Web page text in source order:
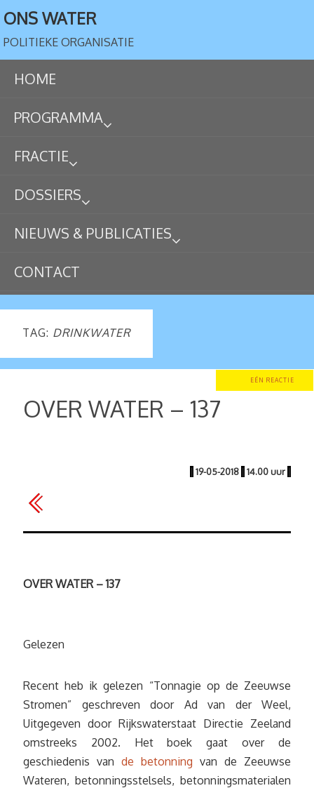
ONS WATER
POLITIEKE ORGANISATIE
HOME
PROGRAMMA
FRACTIE
DOSSIERS
NIEUWS & PUBLICATIES
CONTACT
TAG: DRINKWATER
EÉN REACTIE
OVER WATER – 137
| 19-05-2018 | 14.00 uur |
OVER WATER – 137
Gelezen
Recent heb ik gelezen “Tonnagie op de Zeeuwse
Stromen” geschreven door Ad van der Weel,
Uitgegeven door Rijkswaterstaat Directie Zeeland
omstreeks 2002. Het boek gaat over de
geschiedenis van de betonning van de Zeeuwse
Wateren, betonningsstelsels, betonningsmaterialen